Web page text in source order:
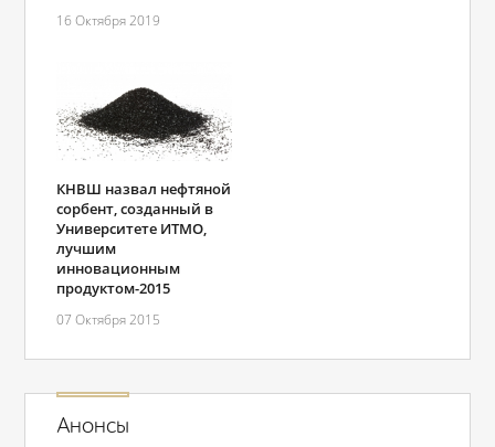
16 Октября 2019
КНВШ назвал нефтяной
сорбент, созданный в
Университете ИТМО,
лучшим
инновационным
продуктом-2015
07 Октября 2015
Анонсы